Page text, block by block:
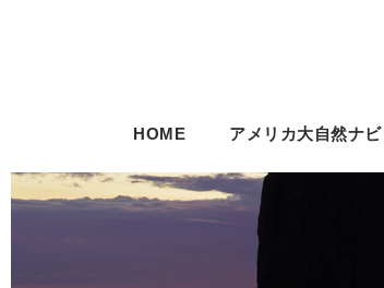
HOME アメリカ大自然ナビ